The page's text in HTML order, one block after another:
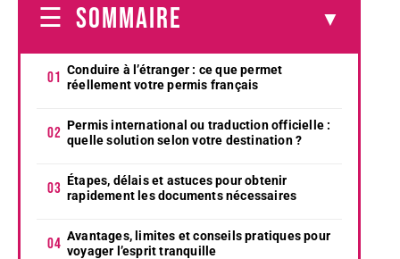
SOMMAIRE
Conduire à l’étranger : ce que permet
réellement votre permis français
Permis international ou traduction officielle :
quelle solution selon votre destination ?
Étapes, délais et astuces pour obtenir
rapidement les documents nécessaires
Avantages, limites et conseils pratiques pour
voyager l’esprit tranquille